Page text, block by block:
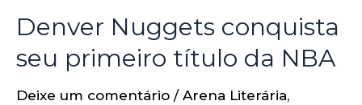
Denver Nuggets conquista
seu primeiro título da NBA
Deixe um comentário / Arena Literária,